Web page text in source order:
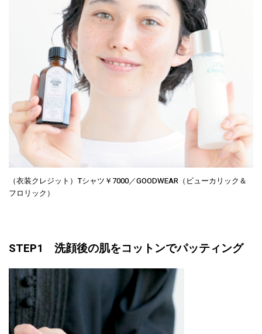
（衣装クレジット）Tシャツ￥7000／GOODWEAR（ビューカリック＆
フロリック）
STEP1 洗顔後の肌をコットンでパッティング